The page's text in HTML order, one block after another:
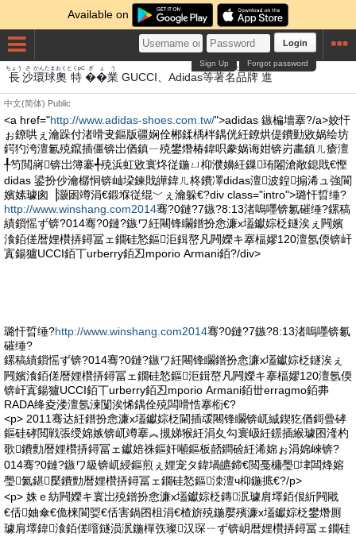
Available on
Login
Forgot password
Sign Up
長
ちょう
沙
さ
環
かん
球
たま
奧
おく
特
とくpC
��業
ぎょう
GUCCI、Adidas等
など
著名
ちょめい
品
ひん
牌 進
すすむ
中文(简体) Public
<a href="http://www.adidas-shoes.com.tw/">adidas 鏃楄墻搴?/a>姣忓
ぉ鐐哄ぇ瀹跺付渚嗗叏鏂版疆娴佺郴鍒楀柈鍝侊紝鐐烘偍鐨勭敓娲绘坊
鍔犳洿澶氱殑鑹插僵锛岀偤鎮ㄧ殑鐢熸椿鍏呮豢娲诲姏锛岃畵鎮ㄦ瘡澶
╀笉閲嶈锛岀簿褰╃殑浜虹敓寰炵従鍦ㄩ枊濮嬶紝鏁珛闂滄敞鎴戝€慳
didas 鍙扮仯瀹樼恫锛屾垜鍊戝皣鍏ㄦ柊鐨凙didas澶波鍠搧浠ュ強閬
嬪嫊璩囪▕灏囦竴涓€鍛堢従绲﹀ぇ瀹躲€?div class="intro">璐忓晢缍?
http://www.winshang.com2014骞?0鏈?7鏃?8:13渚嗚嚜锛氱磪缍?鏍稿
績鎻愮ず锛?014骞?0鏈?鏃ワ紝闀锋矙鐠扮悆濂х壒钀婃柉鐩涘ぇ闁嬪
湌銆傞暦娌欑挵鐞冨ェ鐗硅悐鏂洰鍓嶅凡闁嬫キ搴楅嫪120澶氬偄锛屽
寘鍚獹UCCI銆丅urberry銆丒mporio Armani銆?/div>
璐忓晢缍?http://www.winshang.com2014骞?0鏈?7鏃?8:13渚嗚嚜锛氱
磪缍?
鏍稿績鎻愮ず锛?014骞?0鏈?鏃ワ紝闀锋矙鐠扮悆濂х壒钀婃柉鐩涘ぇ
闁嬪湌銆傞暦娌欑挵鐞冨ェ鐗硅悐鏂洰鍓嶅凡闁嬫キ搴楅嫪120澶氬偄
锛屽寘鍚獹UCCI銆丅urberry銆丒mporio Armani銆丗erragmo銆丳
RADA绛夌溇澶氬湅闅涘悕鍝佺殑闆嗗悎搴椼€?
<p> 2011骞达紝鐠扮悆濂х壒钀婃柉閫插叆闀锋矙锛屼絾鍥犵偤鎶曡硣
鏂硅硣閲戦張绶婂嫉锛屼竴搴︽摫娣猴紝涓夊勾寰岋紝鐛插緱璩囨湰杓
歌鐨勯暦娌欑挵鐞冨ェ钀婄祩鏂奸噸鏂板嚭鐧硷紝浠婂ぉ涓婂崍锛?
014骞?0鏈?鏃ワ級锛屼綅鏂煎ぇ娌宠タ鍏堝皫鍗€閲戞槦璺垏闆烽嫆
璺氦鍖檿鐨勯暦娌欑挵鐞冨ェ鐗硅悐鏂洓澶ч枊鍦掋€?/p>
<p> 姝ｅ紡闁嬫キ寰岀殑鐠扮悆濂х壒钀婃柉鏄泦璩肩墿銆佷紤闁戙
€佸妯傘€佹梾閬娿€佸害鍋囨柤涓€楂旂殑鍦嬮殯濂х壒钀婃柉鐢熸厠
璩肩墿鍏湌銆傞噾鐩涢泦鍦樿矤璨汉琛ㄧず锛岄暦娌欑挵鐞冨ェ鐗硅